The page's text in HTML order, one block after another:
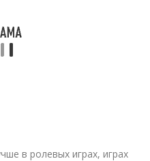
в ролевых играх, играх